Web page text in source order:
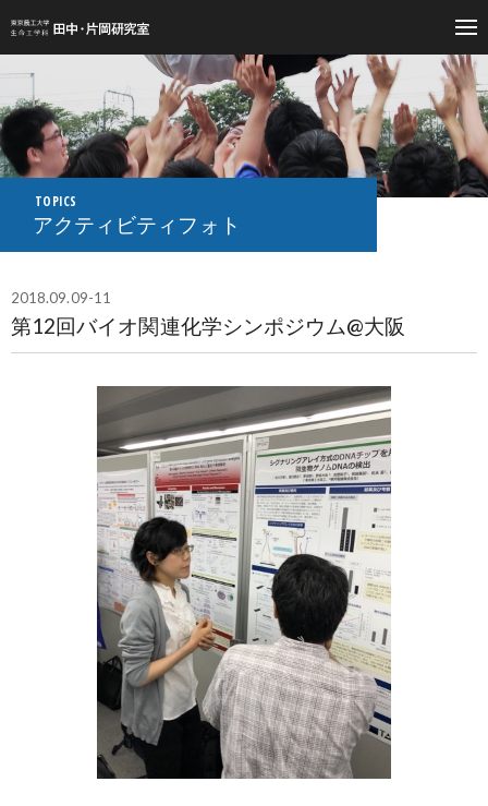
TOPICS
アクティビティフォト
2018.09.09-11
第12回バイオ関連化学シンポジウム@大阪